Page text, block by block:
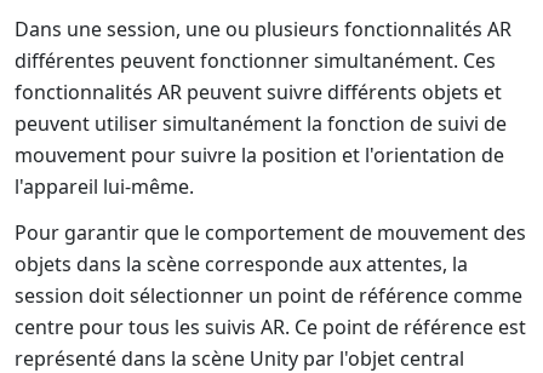
Dans une session, une ou plusieurs fonctionnalités AR
différentes peuvent fonctionner simultanément. Ces
fonctionnalités AR peuvent suivre différents objets et
peuvent utiliser simultanément la fonction de suivi de
mouvement pour suivre la position et l'orientation de
l'appareil lui-même.
Pour garantir que le comportement de mouvement des
objets dans la scène corresponde aux attentes, la
session doit sélectionner un point de référence comme
centre pour tous les suivis AR. Ce point de référence est
représenté dans la scène Unity par l'objet central